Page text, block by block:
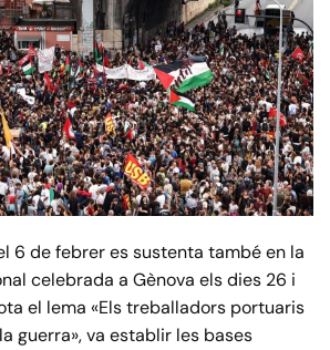
6 de febrer es sustenta també en la
celebrada a Gènova els dies 26 i
el lema «Els treballadors portuaris
guerra», va establir les bases